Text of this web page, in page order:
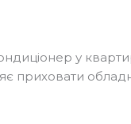
у
приховати